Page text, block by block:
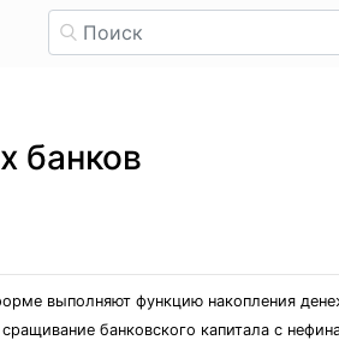
банков
выполняют функцию накопления
банковского капитала с